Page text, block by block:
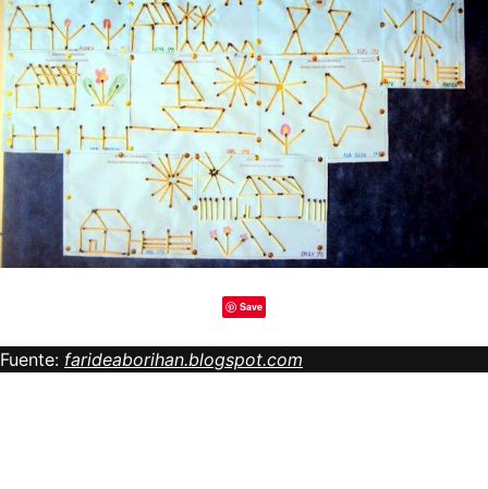
Save
Fuente: farideaborihan.blogspot.com